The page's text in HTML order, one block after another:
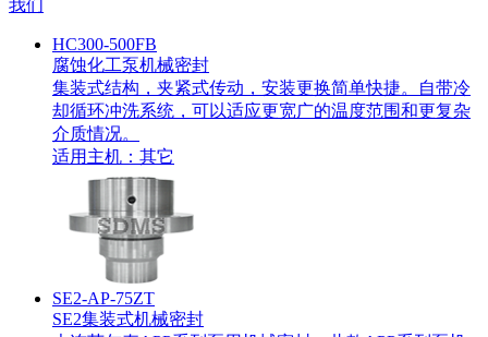
我们
HC300-500FB
腐蚀化工泵机械密封
集装式结构，夹紧式传动，安装更换简单快捷。自带冷
却循环冲洗系统，可以适应更宽广的温度范围和更复杂
介质情况。
适用主机： 其它
SE2-AP-75ZT
SE2集装式机械密封